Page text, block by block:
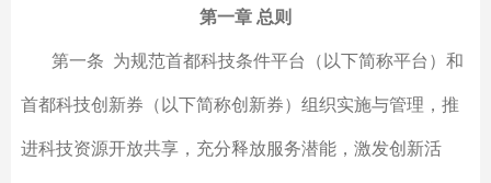
第一章 总则
第一条 为规范首都科技条件平台（以下简称平台）和
首都科技创新券（以下简称创新券）组织实施与管理，推
进科技资源开放共享，充分释放服务潜能，激发创新活